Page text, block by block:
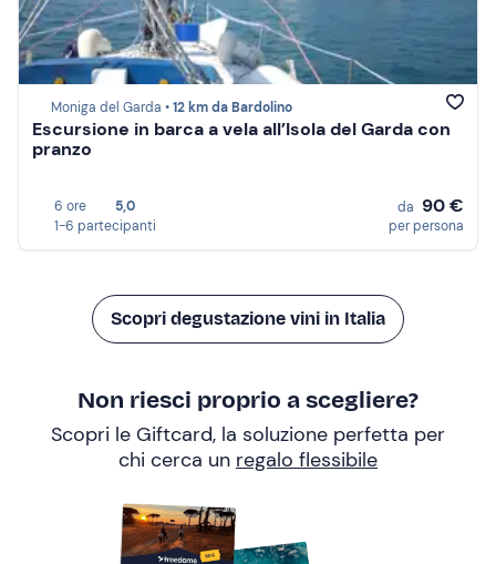
Moniga del Garda •12 km da Bardolino
Escursione in barca a vela all’Isola del Garda con
pranzo
6 ore
5,0
1-6 partecipanti
da 90 €
per persona
Scopri degustazione vini in Italia
Non riesci proprio a scegliere?
Scopri le Giftcard, la soluzione perfetta per
chi cerca un regalo flessibile